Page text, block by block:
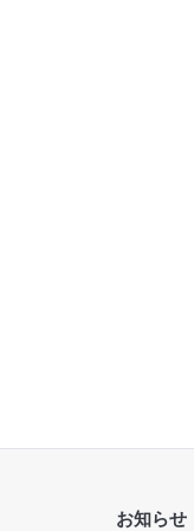
お知らせ